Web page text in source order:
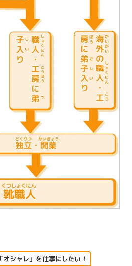
「オシャレ」を仕事にしたい！